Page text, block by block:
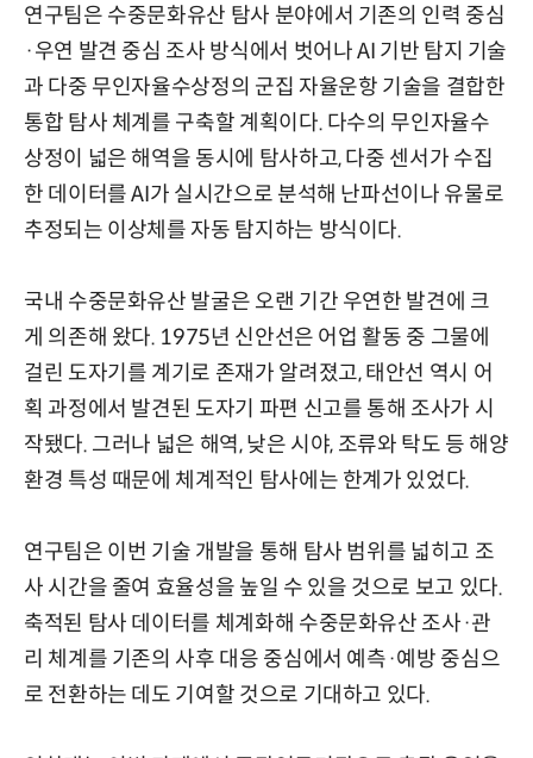
연구팀은 수중문화유산 탐사 분야에서 기존의 인력 중심
·우연 발견 중심 조사 방식에서 벗어나 AI 기반 탐지 기술
과 다중 무인자율수상정의 군집 자율운항 기술을 결합한
통합 탐사 체계를 구축할 계획이다. 다수의 무인자율수
상정이 넓은 해역을 동시에 탐사하고, 다중 센서가 수집
한 데이터를 AI가 실시간으로 분석해 난파선이나 유물로
추정되는 이상체를 자동 탐지하는 방식이다.
국내 수중문화유산 발굴은 오랜 기간 우연한 발견에 크
게 의존해 왔다. 1975년 신안선은 어업 활동 중 그물에
걸린 도자기를 계기로 존재가 알려졌고, 태안선 역시 어
획 과정에서 발견된 도자기 파편 신고를 통해 조사가 시
작됐다. 그러나 넓은 해역, 낮은 시야, 조류와 탁도 등 해양
환경 특성 때문에 체계적인 탐사에는 한계가 있었다.
연구팀은 이번 기술 개발을 통해 탐사 범위를 넓히고 조
사 시간을 줄여 효율성을 높일 수 있을 것으로 보고 있다.
축적된 탐사 데이터를 체계화해 수중문화유산 조사·관
리 체계를 기존의 사후 대응 중심에서 예측·예방 중심으
로 전환하는 데도 기여할 것으로 기대하고 있다.